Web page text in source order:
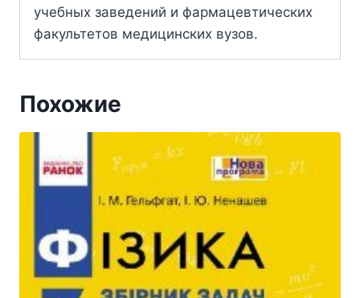
учебных заведений и фармацевтических
факультетов медицинских вузов.
Похожие